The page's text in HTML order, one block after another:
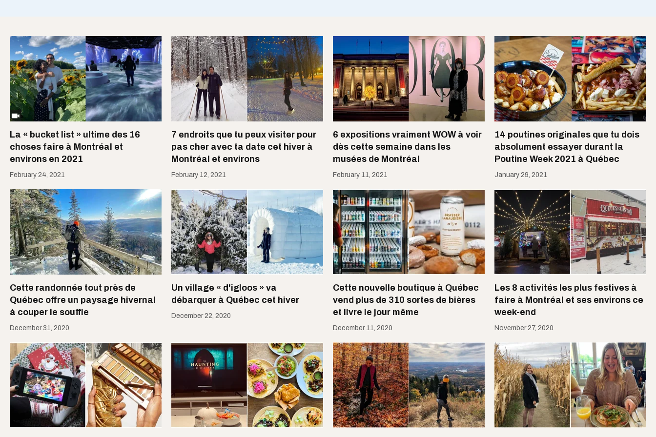
La « bucket list » ultime des 16
choses faire à Montréal et
environs en 2021
February 24, 2021
7 endroits que tu peux visiter pour
pas cher avec ta date cet hiver à
Montréal et environs
February 12, 2021
6 expositions vraiment WOW à voir
dès cette semaine dans les
musées de Montréal
February 11, 2021
14 poutines originales que tu dois
absolument essayer durant la
Poutine Week 2021 à Québec
January 29, 2021
Cette randonnée tout près de
Québec offre un paysage hivernal
à couper le souffle
December 31, 2020
Un village « d'igloos » va
débarquer à Québec cet hiver
December 22, 2020
Cette nouvelle boutique à Québec
vend plus de 310 sortes de bières
et livre le jour même
December 11, 2020
Les 8 activités les plus festives à
faire à Montréal et ses environs ce
week-end
November 27, 2020